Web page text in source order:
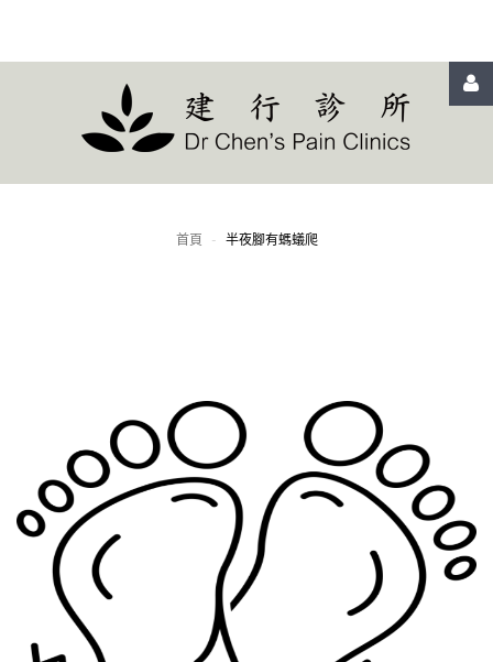
首頁 - 半夜腳有螞蟻爬
LOGIN
OR
Remember
me
忘
號？